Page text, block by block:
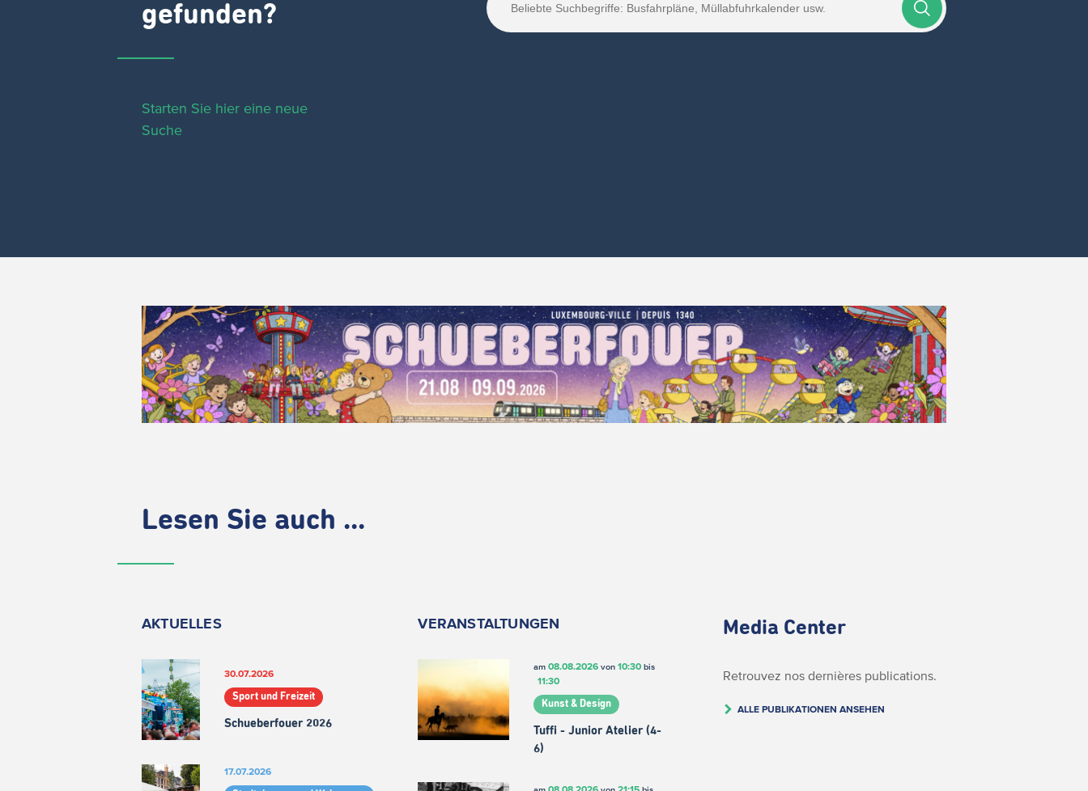
gefunden?
Starten Sie hier eine neue
Suche
Lesen Sie auch ...
AKTUELLES
30.07.2026
Sport und Freizeit
Schueberfouer 2026
17.07.2026
VERANSTALTUNGEN
am 08.08.2026von 10:30bis
11:30
Kunst & Design
Tuffi - Junior Atelier (4-
6)
08.08.2026 21:15
Media Center
Retrouvez nos dernières publications.
ALLE PUBLIKATIONEN ANSEHEN